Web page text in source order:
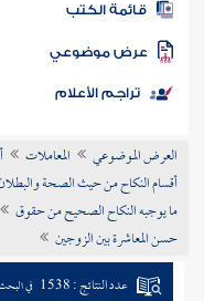
المكتبة
الكتب
موضوعي
تراجم الأعلام
العرض الموضوعي المعاملات
أقسام النكاح من حيث الصحة
ما يوجبه النكاح الصحيح من حقوق
حسن المعاشرة بين الزوجين
عدد النتائج : 1538 في